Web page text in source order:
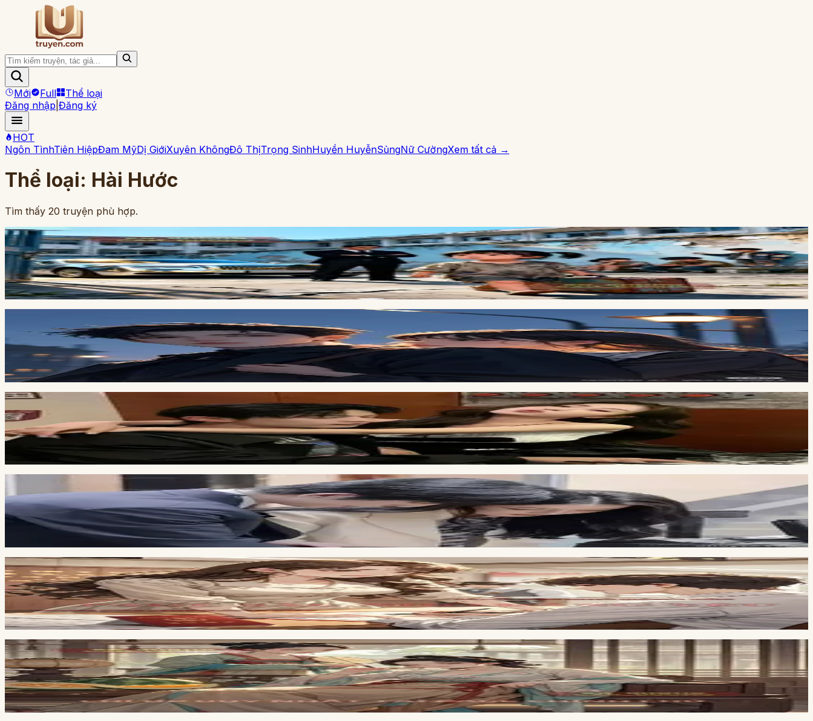
Mới Full
Thể loại
Đăng nhập Đăng ký
HOT
Ngôn TìnhTiên HiệpĐam MỹDị GiớiXuyên KhôngĐô ThịTrọng SinhHuyền HuyễnSủngNữ CườngXem tất cả →
Thể loại: Hài Hước
Tìm thấy 20 truyện phù hợp.
Full
10ch
Tiểu Ma Vương Đại Chiến Tiểu Phản Diện
Đang cập nhật
Quay Lại Trước Khi Yêu Anh
Đang cập nhật
Full
5ch
Tự Chui Vào Miệng Cọp
Đang cập nhật
ch
Tôi Lầm Tưởng Thái Tử Gia Là Gay
Full
8ch
Chồng Muốn Thêm Tên Chị Dâu Vào Sổ Đỏ Nhà Tân Hôn
Sâu nhỏ đáng yêu
Full
4ch
Trà Xanh Tâm Cơ
Đang cập nhật